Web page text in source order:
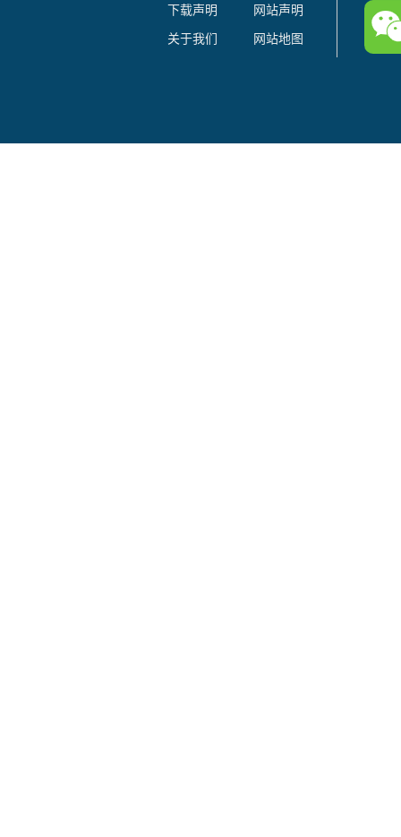
下载声明
网站声明
关于我们
网站地图